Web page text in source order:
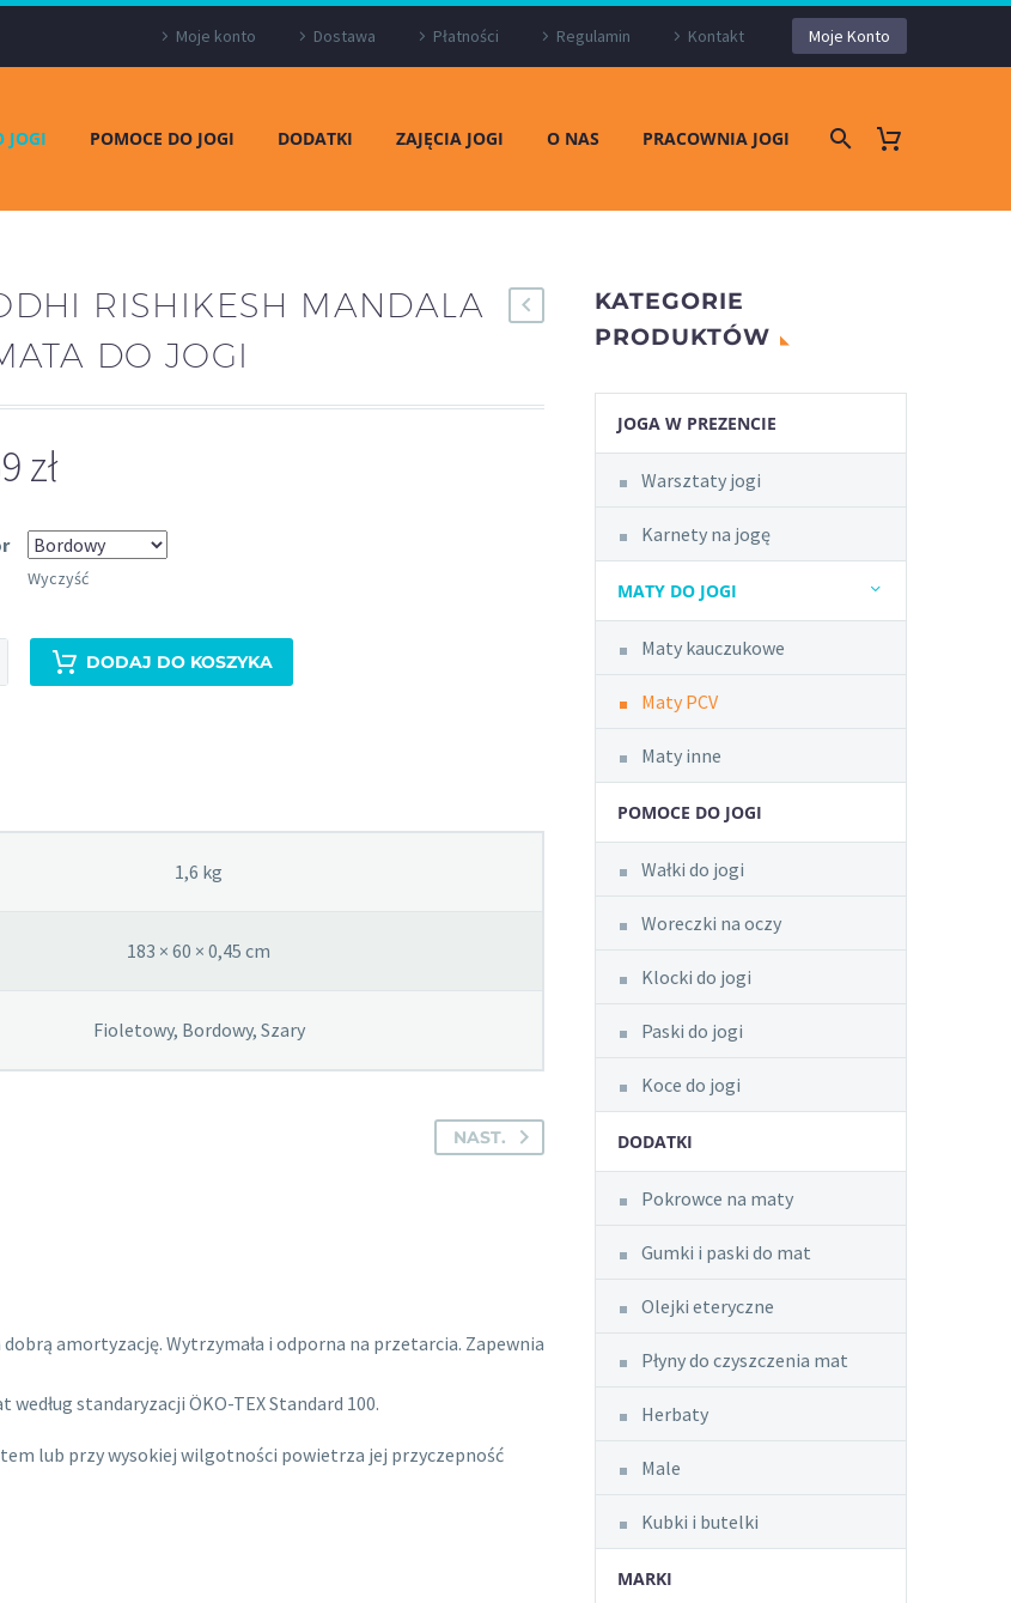
Moje konto Dostawa Płatności Regulamin Kontakt Moje Konto
JOGI POMOCE DO JOGI DODATKI ZAJĘCIA JOGI O NAS PRACOWNIA JOGI
RISHIKESH MANDALA
DO JOGI
zł
Wyczyść
DODAJ DO KOSZYKA
1,6 kg
183 × 60 × 0,45 cm
Fioletowy, Bordowy, Szary
NAST.
amortyzację. Wytrzymała i odporna na przetarcia. Zapewnia
standaryzacji ÖKO-TEX Standard 100.
lub przy wysokiej wilgotności powietrza jej przyczepność
KATEGORIE
PRODUKTÓW
JOGA W PREZENCIE
Warsztaty jogi
Karnety na jogę
MATY DO JOGI
Maty kauczukowe
Maty PCV
Maty inne
POMOCE DO JOGI
Wałki do jogi
Woreczki na oczy
Klocki do jogi
Paski do jogi
Koce do jogi
DODATKI
Pokrowce na maty
Gumki i paski do mat
Olejki eteryczne
Płyny do czyszczenia mat
Herbaty
Male
Kubki i butelki
MARKI